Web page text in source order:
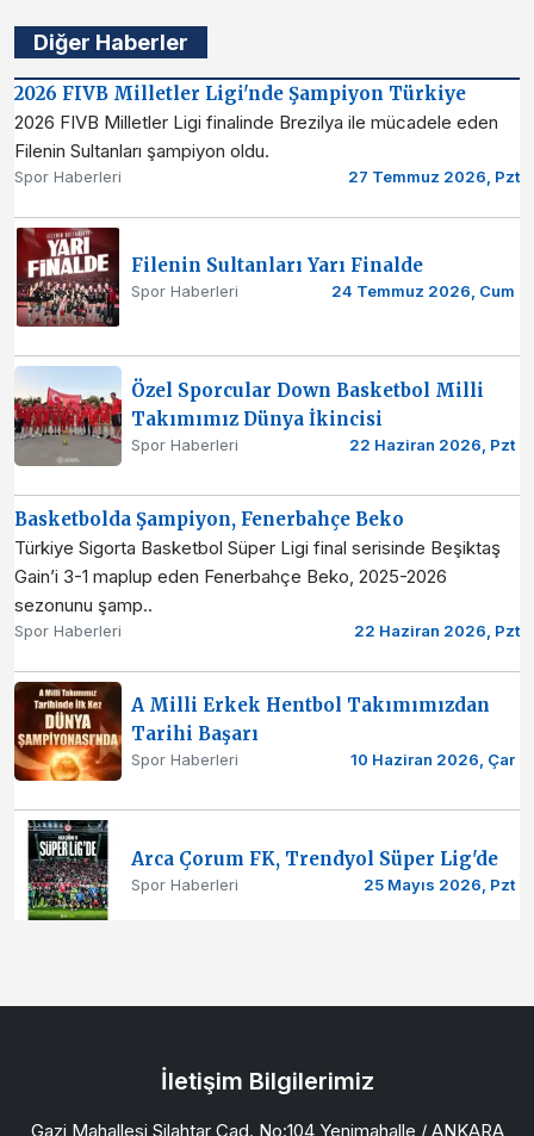
Diğer Haberler
2026 FIVB Milletler Ligi'nde Şampiyon Türkiye
2026 FIVB Milletler Ligi finalinde Brezilya ile mücadele eden
Filenin Sultanları şampiyon oldu.
Spor Haberleri 27 Temmuz 2026, Pzt
Filenin Sultanları Yarı Finalde
Spor Haberleri 24 Temmuz 2026, Cum
Özel Sporcular Down Basketbol Milli
Takımımız Dünya İkincisi
Spor Haberleri 22 Haziran 2026, Pzt
Basketbolda Şampiyon, Fenerbahçe Beko
Türkiye Sigorta Basketbol Süper Ligi final serisinde Beşiktaş
Gain’i 3-1 maplup eden Fenerbahçe Beko, 2025-2026
sezonunu şamp..
Spor Haberleri 22 Haziran 2026, Pzt
A Milli Erkek Hentbol Takımımızdan
Tarihi Başarı
Spor Haberleri 10 Haziran 2026, Çar
Arca Çorum FK, Trendyol Süper Lig'de
Spor Haberleri 25 Mayıs 2026, Pzt
İletişim Bilgilerimiz
Gazi Mahallesi Silahtar Cad. No:104 Yenimahalle / ANKARA